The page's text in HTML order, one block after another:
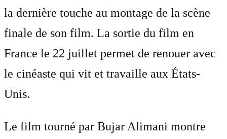
la dernière touche au montage de la scène
finale de son film. La sortie du film en
France le 22 juillet permet de renouer avec
le cinéaste qui vit et travaille aux États-
Unis.
Le film tourné par Bujar Alimani montre